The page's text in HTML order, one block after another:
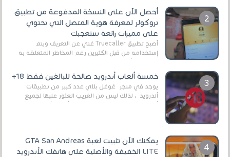
أحصل الآن على النسخة المدفوعة من تطبيق
تروكولر لمعرفة هوية المتصل التي تحتوي
على مميزات رائعة ستعجبك
أصبح تطبيق Truecaller غني عن التعريف ويتم
إستخدامه من قبل الكثيرين رغم المخاطر المتعلقه به
خمسة ألعاب أندرويد صالحة للبالغين فقط 18+
يوجد في متجر غوغل بلاي عدد كبير من تطبيقات
أندرويد ، لذلك ليس من الغريب العثور عليها لجميع
يمكنك الآن تثبيت لعبة GTA San Andreas
LITE الخفيفة والأصلية على هاتفك الأندرويد